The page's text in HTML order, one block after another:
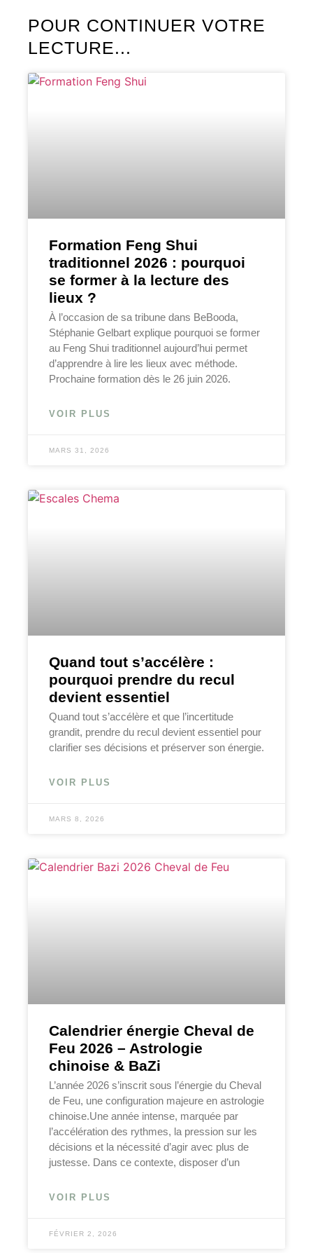
POUR CONTINUER VOTRE
LECTURE...
Formation Feng Shui
traditionnel 2026 : pourquoi
se former à la lecture des
lieux ?
À l’occasion de sa tribune dans BeBooda,
Stéphanie Gelbart explique pourquoi se former
au Feng Shui traditionnel aujourd’hui permet
d’apprendre à lire les lieux avec méthode.
Prochaine formation dès le 26 juin 2026.
VOIR PLUS
MARS 31, 2026
Quand tout s’accélère :
pourquoi prendre du recul
devient essentiel
Quand tout s’accélère et que l’incertitude
grandit, prendre du recul devient essentiel pour
clarifier ses décisions et préserver son énergie.
VOIR PLUS
MARS 8, 2026
Calendrier énergie Cheval de
Feu 2026 – Astrologie
chinoise & BaZi
L’année 2026 s’inscrit sous l’énergie du Cheval
de Feu, une configuration majeure en astrologie
chinoise.Une année intense, marquée par
l’accélération des rythmes, la pression sur les
décisions et la nécessité d’agir avec plus de
justesse. Dans ce contexte, disposer d’un
VOIR PLUS
FÉVRIER 2, 2026